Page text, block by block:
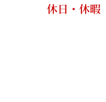
休日・休暇
・慶
・有給
・産前
・育児
・特